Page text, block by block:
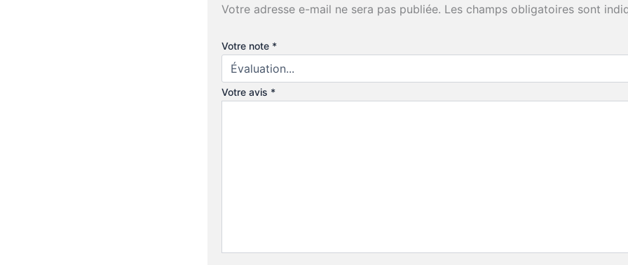
Votre adresse e-mail ne sera pas publiée. Les champs obligatoires sont
Votre note *
Votre avis *